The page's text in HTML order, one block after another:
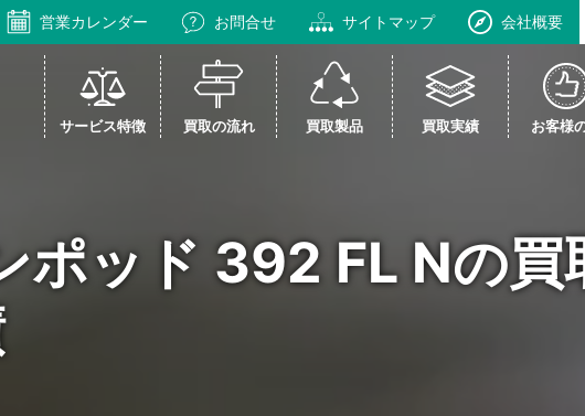
営業カレンダー お問合せ サイトマップ 会社概要
サービス特徴 買取の流れ 買取製品 買取実績 お客様
ポッド 392 FL Nの買